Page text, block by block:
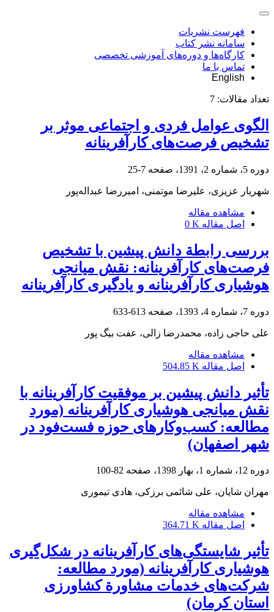
فهرست نشریات
سامانه نشر کتاب
کارگاه‌ها و دوره‌های آموزشی تخصصی
تماس با ما
English
تعداد مقالات: 7
الگوی عوامل فردی و اجتماعی موثر بر
تشخیص فرصت‌های کارآفرینانه
دوره 5، شماره 2، 1391، صفحه 7-25
شهریار عزیزی، علیرضا موتمنی، امیررضا عبداله‌پور
مشاهده مقاله
اصل مقاله 0 K
بررسی رابطة دانش پیشین با تشخیص
فرصت‌های کارآفرینانه: نقش میانجی
هوشیاری کارآفرینانه و یادگیری کارآفرینانه
دوره 7، شماره 4، 1393، صفحه 613-633
علی حاجی زاده، محمدرضا زالی، عفت بیگ پور
مشاهده مقاله
اصل مقاله 504.85 K
تأثیر دانش پیشین بر موفقیت کارآفرینانه با
نقش میانجی هوشیاری کارآفرینانه (مورد
مطالعه: کسب‌وکارهای حوزه فست‌فود در
شهر اصفهان)
دوره 12، شماره 1، بهار 1398، صفحه 82-100
مهران شایان، علی شائمی برزکی، هادی تیموری
مشاهده مقاله
اصل مقاله 364.71 K
تأثیر شایستگی‌های کارآفرینانه در شکل‌گیری
هوشیاری کارآفرینانه (مورد مطالعه:
شرکت‌های خدمات مشاورة کشاورزی
استان کرمان)